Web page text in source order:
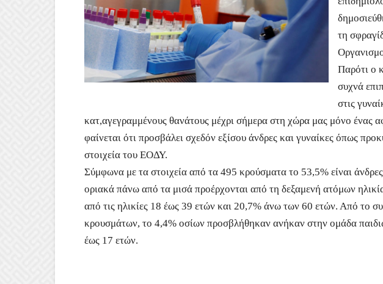
τη
Παρότι ο
συχνά
στις
κατ,αγεγραμμένους θανάτους μέχρι σήμερα στη χώρα μας μόνο ένας
φαίνεται ότι προσβάλει σχεδόν εξίσου άνδρες και γυναίκες όπως
στοιχεία του ΕΟΔΥ.
Σύμφωνα με τα στοιχεία από τα 495 κρούσματα το 53,5% είναι
οριακά πάνω από τα μισά προέρχονται από τη δεξαμενή ατόμων
από τις ηλικίες 18 έως 39 ετών και 20,7% άνω των 60 ετών. Από το
κρουσμάτων, το 4,4% οσίων προσβλήθηκαν ανήκαν στην ομάδα
έως 17 ετών.